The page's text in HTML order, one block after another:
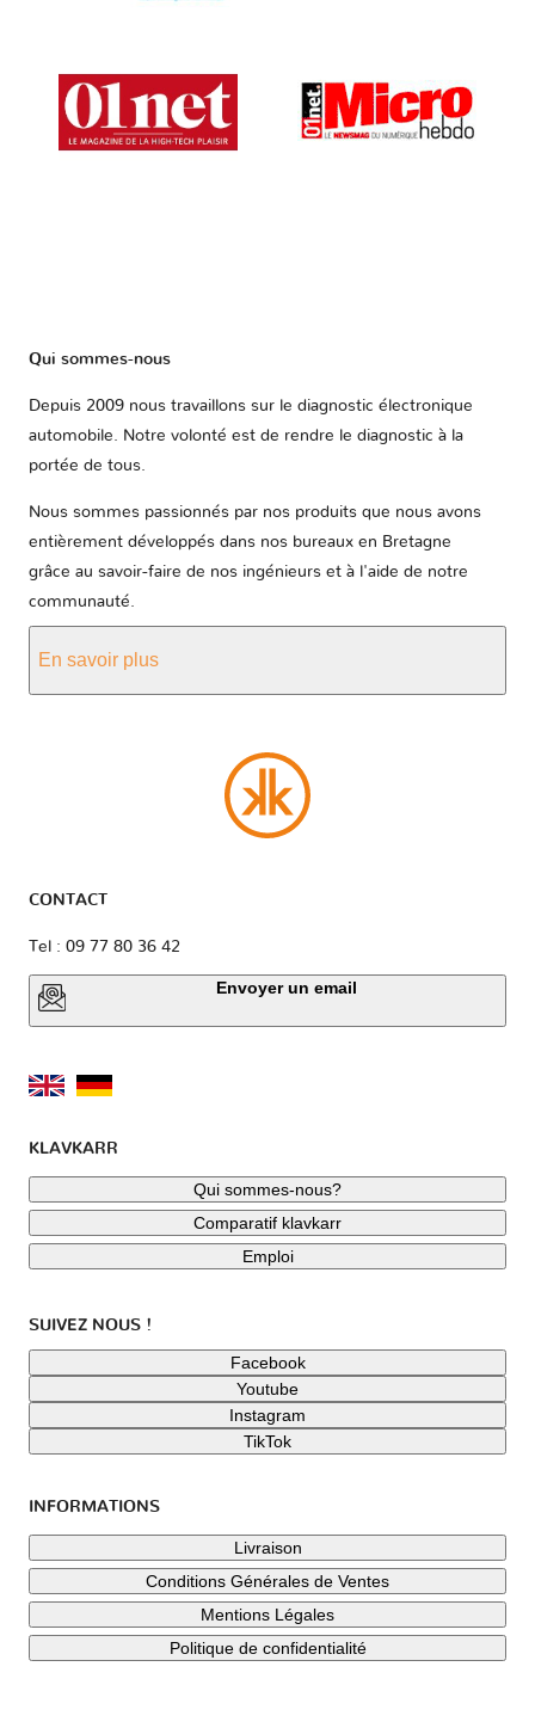
Qui sommes-nous
Depuis 2009 nous travaillons sur le diagnostic électronique
automobile. Notre volonté est de rendre le diagnostic à la
portée de tous.
Nous sommes passionnés par nos produits que nous avons
entièrement développés dans nos bureaux en Bretagne
grâce au savoir-faire de nos ingénieurs et à l'aide de notre
communauté.
En savoir plus
CONTACT
Tel : 09 77 80 36 42
Envoyer un email
KLAVKARR
Qui sommes-nous?
Comparatif klavkarr
Emploi
SUIVEZ NOUS !
Facebook
Youtube
Instagram
TikTok
INFORMATIONS
Livraison
Conditions Générales de Ventes
Mentions Légales
Politique de confidentialité